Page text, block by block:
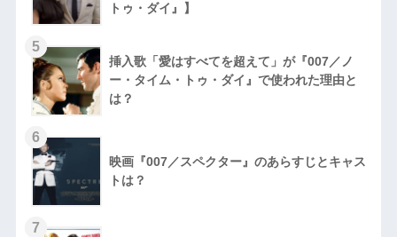
トゥ・ダイ』】
5
挿入歌「愛はすべてを超えて」が『007／ノ
ー・タイム・トゥ・ダイ』で使われた理由と
は？
6
映画『007／スペクター』のあらすじとキャス
トは？
7